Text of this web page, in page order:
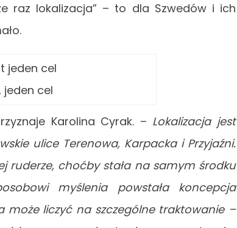
raz lokalizacja” – to dla Szwedów i ich
cel
Karolina Cyrak. – Lokalizacja jest
ulice Terenowa, Karpacka i Przyjaźni.
ruderze, choćby stała na samym środku
myślenia powstała koncepcja
może liczyć na szczególne traktowanie –